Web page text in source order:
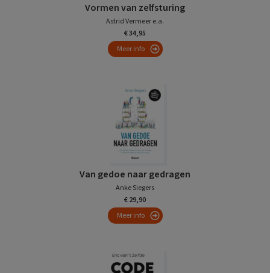
Vormen van zelfsturing
Astrid Vermeer e.a.
€ 34,95
Meer info
Van gedoe naar gedragen
Anke Siegers
€ 29,90
Meer info